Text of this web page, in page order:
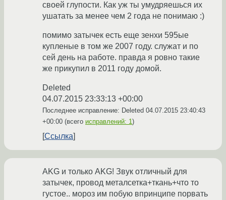
своей глупости. Как уж ты умудряешься их
ушатать за менее чем 2 года не понимаю :)
помимо затычек есть еще зенхи 595ые
купленые в том же 2007 году. служат и по
сей день на работе. правда я ровно такие
же прикупил в 2011 году домой.
Deleted
04.07.2015 23:33:13 +00:00
Последнее исправление: Deleted 04.07.2015 23:40:43
+00:00 (всего исправлений: 1)
Ссылка
AKG и только AKG! Звук отличный для
затычек, провод металсетка+ткань+что то
густое.. мороз им побую впринципе порвать